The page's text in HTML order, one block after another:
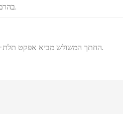
בהרמוניה עם מצבי רוח שונים בעיצוב הפנימי.
החתך המשולש מביא אפקט תלת-ממדי, ומוסיף תחושה של תנועה ומרקם.